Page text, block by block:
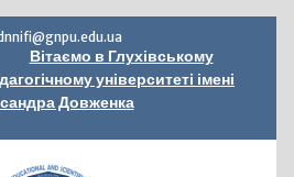
Вітаємо в Глухівському
університеті імені
Довженка